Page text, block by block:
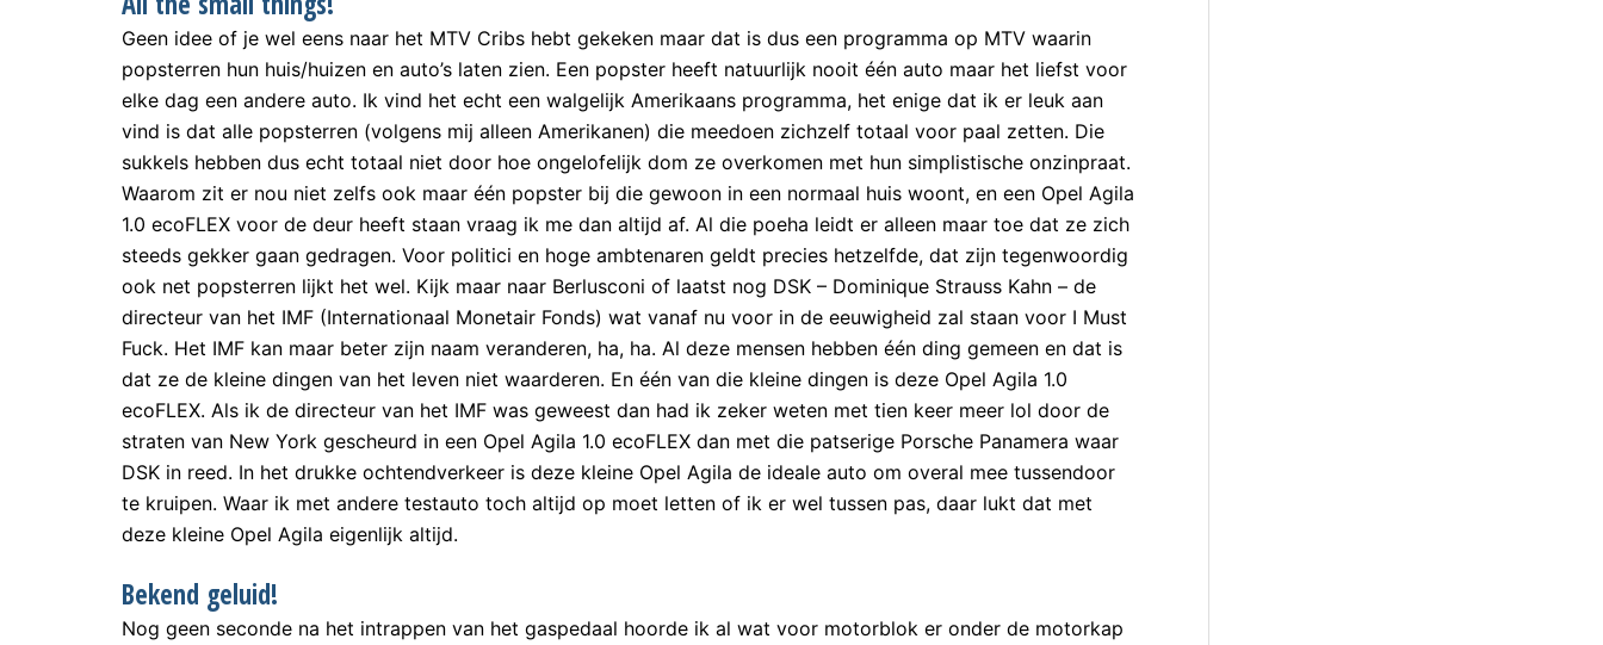
Geen idee of je wel eens naar het MTV Cribs hebt gekeken maar dat is dus een programma op MTV waarin
popsterren hun huis/huizen en auto’s laten zien. Een popster heeft natuurlijk nooit één auto maar het liefst voor
elke dag een andere auto. Ik vind het echt een walgelijk Amerikaans programma, het enige dat ik er leuk aan
vind is dat alle popsterren (volgens mij alleen Amerikanen) die meedoen zichzelf totaal voor paal zetten. Die
sukkels hebben dus echt totaal niet door hoe ongelofelijk dom ze overkomen met hun simplistische onzinpraat.
Waarom zit er nou niet zelfs ook maar één popster bij die gewoon in een normaal huis woont, en een Opel Agila
1.0 ecoFLEX voor de deur heeft staan vraag ik me dan altijd af. Al die poeha leidt er alleen maar toe dat ze zich
steeds gekker gaan gedragen. Voor politici en hoge ambtenaren geldt precies hetzelfde, dat zijn tegenwoordig
ook net popsterren lijkt het wel. Kijk maar naar Berlusconi of laatst nog DSK – Dominique Strauss Kahn – de
directeur van het IMF (Internationaal Monetair Fonds) wat vanaf nu voor in de eeuwigheid zal staan voor I Must
Fuck. Het IMF kan maar beter zijn naam veranderen, ha, ha. Al deze mensen hebben één ding gemeen en dat is
dat ze de kleine dingen van het leven niet waarderen. En één van die kleine dingen is deze Opel Agila 1.0
ecoFLEX. Als ik de directeur van het IMF was geweest dan had ik zeker weten met tien keer meer lol door de
straten van New York gescheurd in een Opel Agila 1.0 ecoFLEX dan met die patserige Porsche Panamera waar
DSK in reed. In het drukke ochtendverkeer is deze kleine Opel Agila de ideale auto om overal mee tussendoor
te kruipen. Waar ik met andere testauto toch altijd op moet letten of ik er wel tussen pas, daar lukt dat met
deze kleine Opel Agila eigenlijk altijd.
Bekend geluid!
Nog geen seconde na het intrappen van het gaspedaal hoorde ik al wat voor motorblok er onder de motorkap